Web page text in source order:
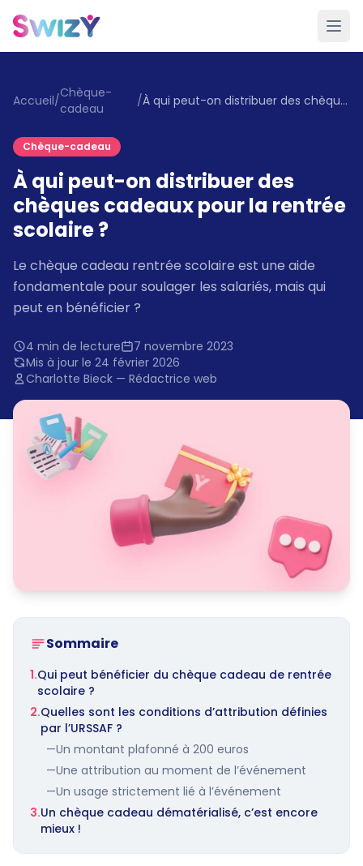
Accueil/Chèque-
cadeau
/ À qui peut-on distribuer des chèques cadeaux pour la rentrée scolaire ?
Chèque-cadeau
À qui peut-on distribuer des
chèques cadeaux pour la rentrée
scolaire ?
Le chèque cadeau rentrée scolaire est une aide
fondamentale pour soulager les salariés, mais qui
peut en bénéficier ?
4 min de lecture
7 novembre 2023
Mis à jour le 24 février 2026
Charlotte Bieck — Rédactrice web
Sommaire
1.Qui peut bénéficier du chèque cadeau de rentrée
scolaire ?
2.Quelles sont les conditions d’attribution définies
par l’URSSAF ?
—Un montant plafonné à 200 euros
—Une attribution au moment de l’événement
—Un usage strictement lié à l’événement
3.Un chèque cadeau dématérialisé, c’est encore
mieux !